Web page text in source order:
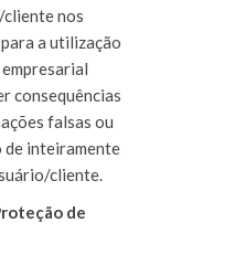
nos
a utilização
consequências
falsas ou
de inteiramente
cliente.
de